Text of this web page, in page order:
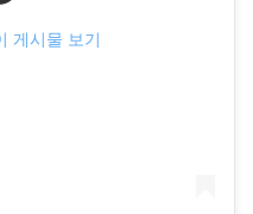
게시물 보기